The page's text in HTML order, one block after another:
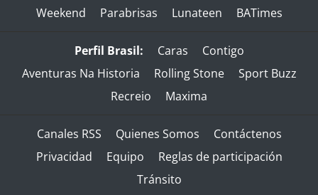
Weekend
Parabrisas Lunateen BATimes
Perfil Brasil: Caras
Contigo
Aventuras Na Historia
Rolling Stone
Sport Buzz
Recreio
Maxima
Canales RSS Quienes Somos
Contáctenos
Privacidad
Equipo
Reglas de participación
Tránsito